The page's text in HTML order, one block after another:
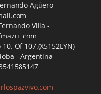
Agüero -
Villa -
Of 107.(X5152EYN)
- Argentina